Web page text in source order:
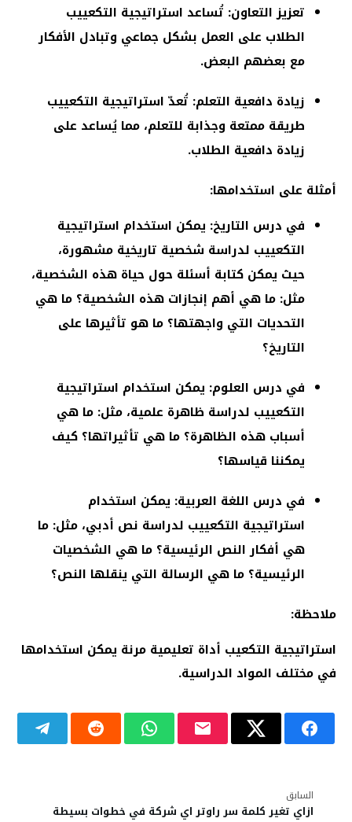
تعزيز التعاون: تُساعد استراتيجية التكعييب
الطلاب على العمل بشكل جماعي وتبادل الأفكار
مع بعضهم البعض.
زيادة دافعية التعلم: تُعدّ استراتيجية التكعييب
طريقة ممتعة وجذابة للتعلم، مما يُساعد على
زيادة دافعية الطلاب.
أمثلة على استخدامها:
في درس التاريخ: يمكن استخدام استراتيجية
التكعييب لدراسة شخصية تاريخية مشهورة،
حيث يمكن كتابة أسئلة حول حياة هذه الشخصية،
مثل: ما هي أهم إنجازات هذه الشخصية؟ ما هي
التحديات التي واجهتها؟ ما هو تأثيرها على
التاريخ؟
في درس العلوم: يمكن استخدام استراتيجية
التكعييب لدراسة ظاهرة علمية، مثل: ما هي
أسباب هذه الظاهرة؟ ما هي تأثيراتها؟ كيف
يمكننا قياسها؟
في درس اللغة العربية: يمكن استخدام
استراتيجية التكعييب لدراسة نص أدبي، مثل: ما
هي أفكار النص الرئيسية؟ ما هي الشخصيات
الرئيسية؟ ما هي الرسالة التي ينقلها النص؟
ملاحظة:
استراتيجية التكعيب أداة تعليمية مرنة يمكن استخدامها
في مختلف المواد الدراسية.
السابق
ازاي تغير كلمة سر راوتر اي شركة في خطوات بسيطة